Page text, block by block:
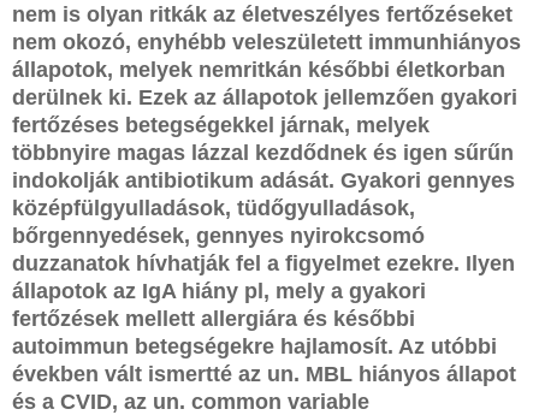
nem is olyan ritkák az életveszélyes fertőzéseket
nem okozó, enyhébb veleszületett immunhiányos
állapotok, melyek nemritkán későbbi életkorban
derülnek ki. Ezek az állapotok jellemzően gyakori
fertőzéses betegségekkel járnak, melyek
többnyire magas lázzal kezdődnek és igen sűrűn
indokolják antibiotikum adását. Gyakori gennyes
középfülgyulladások, tüdőgyulladások,
bőrgennyedések, gennyes nyirokcsomó
duzzanatok hívhatják fel a figyelmet ezekre. Ilyen
állapotok az IgA hiány pl, mely a gyakori
fertőzések mellett allergiára és későbbi
autoimmun betegségekre hajlamosít. Az utóbbi
években vált ismertté az un. MBL hiányos állapot
és a CVID, az un. common variable